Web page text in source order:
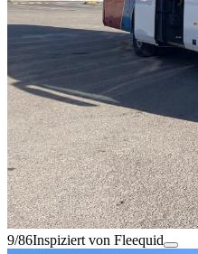
9/86Inspiziert von Fleequid